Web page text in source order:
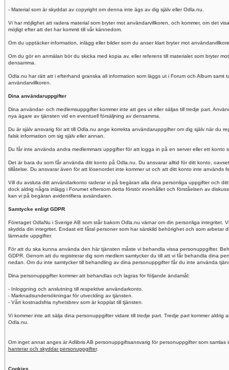
- Material som är skyddat av copyright om denna inte ägs av dig själv eller Odla.nu.
Vi har möjlighet att radera material som bryter mot användarvillkoren, och kommer, om det
möjligt efter att det har kommit till vår kännedom.
Om du upptäcker information, inlägg eller bilder som du anser klart bryter mot
Om du gör en anmälan bör du skicka med kopia av, eller referens till materialet som bryter
densamma.
Odla.nu har rätt att i efterhand granska all information som läggs ut i Forum och Album samt
användarvillkoren.
Dina användaruppgifter
Dina användar- och medlemsuppgifter kommer inte att ges ut eller säljas till tredje part.
nya ägare av tjänsten vid en eventuell försäljning av densamma.
Du är själv ansvarig för att till Odla.nu ange korrekta användaruppgifter om dig själv när du
falsk information om sig själv eller annan.
Du får inte använda andra medlemmars uppgifter för att logga in på en server eller ett konto
Det är bara du som får använda ditt konto på Odla.nu. Du ansvarar alltid för ditt konto,
tillåtelse. Du ansvarar även för att lösenordet inte kommer ut och att ditt konto inte används
Vill du avsluta ditt användarkonto raderar vi på begäran alla dina personliga uppgifter och
dock aldrig några inlägg i Forumet eftersom detta förstör innehållet och förståelsen av
kan vi på begäran avidentifiera avsändaren.
Samtycke enligt GDPR
Företaget OdlaNu i Sverige AB som står bakom Odla.nu värnar om din personliga integritet.
skydda din integritet. Endast ett fåtal personer som har särskild behörighet och som arbetar
lämnade uppgifter.
För att du ska kunna använda den här tjänsten måste vi behandla vissa personuppgifter.
GDPR. Genom att du registrerar dig som medlem samtycker du till att vi får behandla dina
nedan. Om du inte samtycker till behandling av dina personuppgifter får du inte använda
Dina personuppgifter kommer att behandlas och lagras för följande ändamål:
- Inloggning och anslutning till respektive användarkonto.
- Marknadsundersökningar för utveckling av tjänsten.
- Vårt kostnadsfria nyhetsbrev som är kopplat till tjänsten.
Vi kommer inte att sälja dina personuppgifter vidare till tredje part. Tredje part kommer aldrig
Odla.nu.
Om inget annat anges är Adlibris AB personuppgiftsansvarig för personuppgifter som
hanterar och skyddar personuppgifter.
Cookies